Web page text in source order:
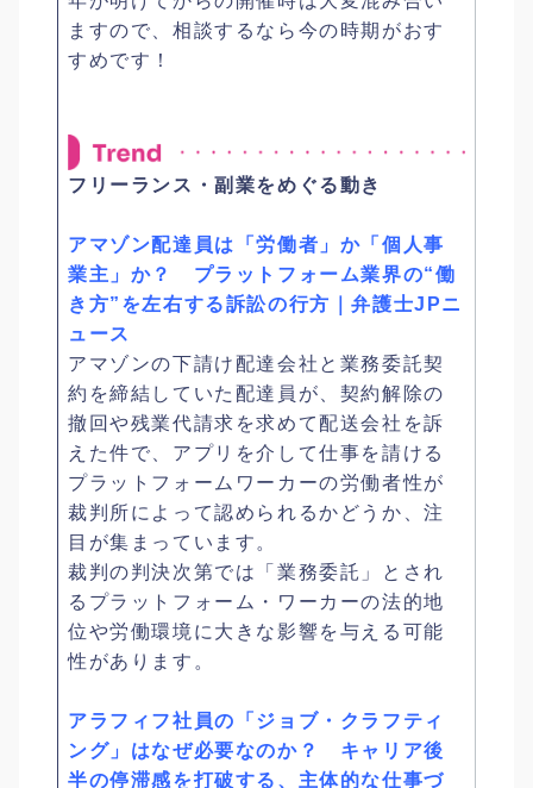
ますので、相談するなら今の時期がおす
すめです！
フリーランス・副業をめぐる動き
アマゾン配達員は「労働者」か「個人事
業主」か？ プラットフォーム業界の“働
き方”を左右する訴訟の行方｜弁護士JPニ
ュース
アマゾンの下請け配達会社と業務委託契
約を締結していた配達員が、契約解除の
撤回や残業代請求を求めて配送会社を訴
えた件で、アプリを介して仕事を請ける
プラットフォームワーカーの労働者性が
裁判所によって認められるかどうか、注
目が集まっています。
裁判の判決次第では「業務委託」とされ
るプラットフォーム・ワーカーの法的地
位や労働環境に大きな影響を与える可能
性があります。
アラフィフ社員の「ジョブ・クラフティ
ング」はなぜ必要なのか？ キャリア後
半の停滞感を打破する、主体的な仕事づ